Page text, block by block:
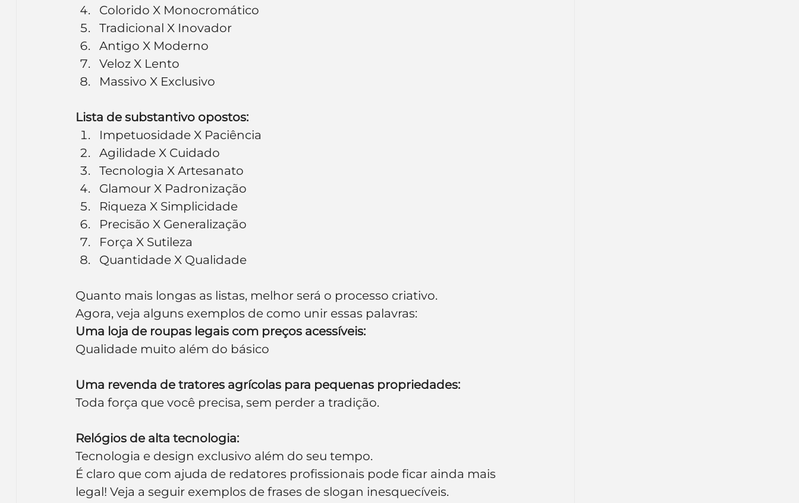
Colorido X Monocromático
Tradicional X Inovador
Antigo X Moderno
Veloz X Lento
Massivo X Exclusivo
Lista de substantivo opostos:
Impetuosidade X Paciência
Agilidade X Cuidado
Tecnologia X Artesanato
Glamour X Padronização
Riqueza X Simplicidade
Precisão X Generalização
Força X Sutileza
Quantidade X Qualidade
Quanto mais longas as listas, melhor será o processo criativo.
Agora, veja alguns exemplos de como unir essas palavras:
Uma loja de roupas legais com preços acessíveis:
Qualidade muito além do básico
Uma revenda de tratores agrícolas para pequenas propriedades:
Toda força que você precisa, sem perder a tradição.
Relógios de alta tecnologia:
Tecnologia e design exclusivo além do seu tempo.
É claro que com ajuda de redatores profissionais pode ficar ainda mais
legal! Veja a seguir exemplos de frases de slogan inesquecíveis.